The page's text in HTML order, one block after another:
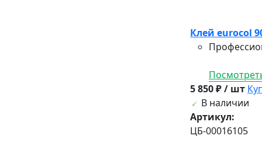
Клей eurocol
5 850 ₽ / шт
В наличии
Артикул:
ЦБ-00016105